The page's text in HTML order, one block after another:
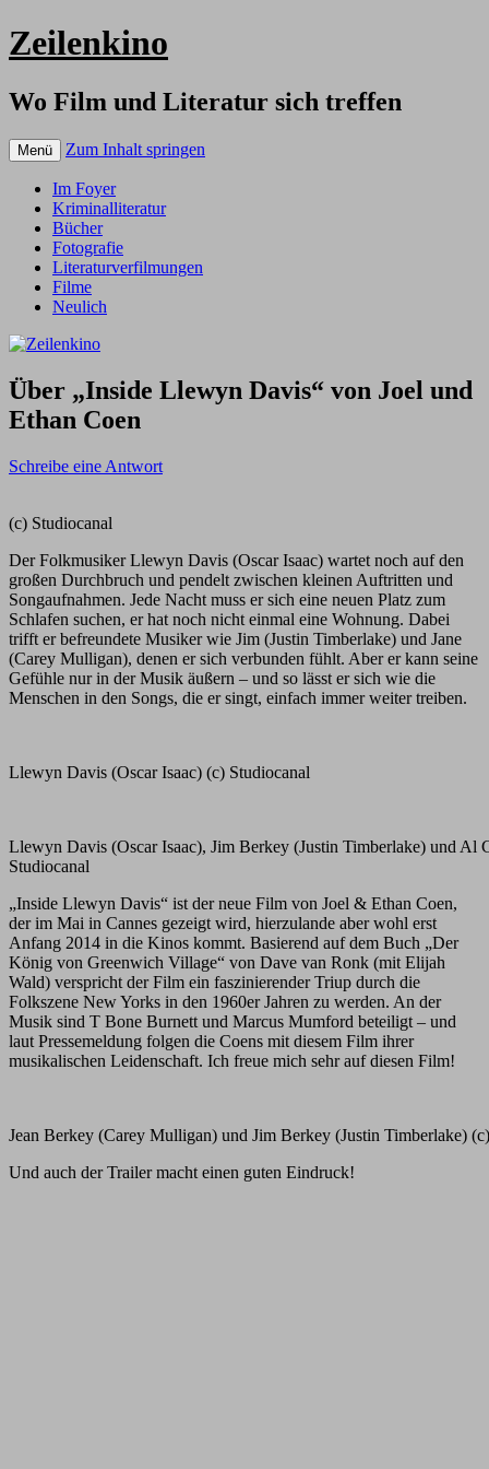
Zeilenkino
Wo Film und Literatur sich treffen
Menü Zum Inhalt springen
Im Foyer
Kriminalliteratur
Bücher
Fotografie
Literaturverfilmungen
Filme
Neulich
Über „Inside Llewyn Davis“ von Joel und
Ethan Coen
Schreibe eine Antwort
(c) Studiocanal
Der Folkmusiker Llewyn Davis (Oscar Isaac) wartet noch auf den
großen Durchbruch und pendelt zwischen kleinen Auftritten und
Songaufnahmen. Jede Nacht muss er sich eine neuen Platz zum
Schlafen suchen, er hat noch nicht einmal eine Wohnung. Dabei
trifft er befreundete Musiker wie Jim (Justin Timberlake) und Jane
(Carey Mulligan), denen er sich verbunden fühlt. Aber er kann seine
Gefühle nur in der Musik äußern – und so lässt er sich wie die
Menschen in den Songs, die er singt, einfach immer weiter treiben.
Llewyn Davis (Oscar Isaac) (c) Studiocanal
Llewyn Davis (Oscar Isaac), Jim Berkey (Justin Timberlake) und Al
Studiocanal
„Inside Llewyn Davis“ ist der neue Film von Joel & Ethan Coen,
der im Mai in Cannes gezeigt wird, hierzulande aber wohl erst
Anfang 2014 in die Kinos kommt. Basierend auf dem Buch „Der
König von Greenwich Village“ von Dave van Ronk (mit Elijah
Wald) verspricht der Film ein faszinierender Triup durch die
Folkszene New Yorks in den 1960er Jahren zu werden. An der
Musik sind T Bone Burnett und Marcus Mumford beteiligt – und
laut Pressemeldung folgen die Coens mit diesem Film ihrer
musikalischen Leidenschaft. Ich freue mich sehr auf diesen Film!
Jean Berkey (Carey Mulligan) und Jim Berkey (Justin Timberlake)
Und auch der Trailer macht einen guten Eindruck!